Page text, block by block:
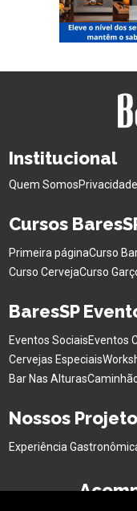
Institucional
Quem SomosPrivacidade
Cursos
Primeira páginaCurso
Curso CervejaCurso
BaresSP
Eventos SociaisEventos
Cervejas Especiais
Bar Nas Alturas
Nossos
Experiência